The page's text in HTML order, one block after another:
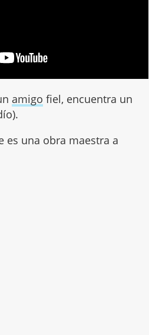
amigo fiel, encuentra un
es una obra maestra a